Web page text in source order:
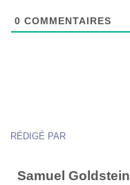
0 COMMENTAIRES
RÉDIGÉ PAR
Samuel Goldstein